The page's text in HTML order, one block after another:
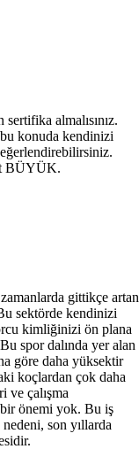
almalısınız.
konuda kendinizi
BÜYÜK.
gittikçe artan
sektörde kendinizi
kimliğinizi ön plana
spor dalında yer alan
göre daha yüksektir
koçlardan çok daha
ve çalışma
bir önemi yok. Bu iş
son yıllarda